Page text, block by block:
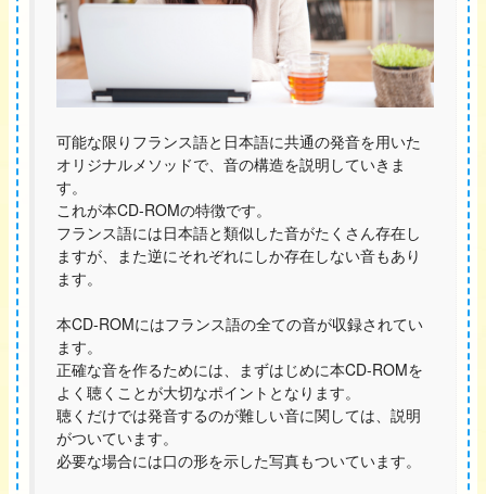
可能な限りフランス語と日本語に共通の発音を用いた
オリジナルメソッドで、音の構造を説明していきま
す。
これが本CD-ROMの特徴です。
フランス語には日本語と類似した音がたくさん存在し
ますが、また逆にそれぞれにしか存在しない音もあり
ます。
本CD-ROMにはフランス語の全ての音が収録されてい
ます。
正確な音を作るためには、まずはじめに本CD-ROMを
よく聴くことが大切なポイントとなります。
聴くだけでは発音するのが難しい音に関しては、説明
がついています。
必要な場合には口の形を示した写真もついています。